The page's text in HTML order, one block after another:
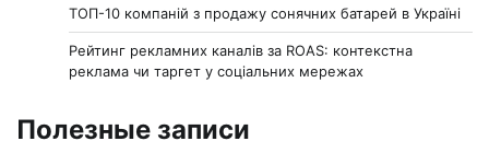
ТОП-10 компаній з продажу сонячних батарей в Україні
Рейтинг рекламних каналів за ROAS: контекстна
реклама чи таргет у соціальних мережах
Полезные записи